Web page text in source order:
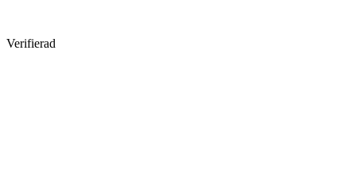
Verifierad